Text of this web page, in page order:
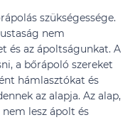
szükségessége.
nem
és az ápoltságunkat. A
a bőrápoló szereket
hámlasztókat és
az alapja. Az alap,
lesz ápolt és